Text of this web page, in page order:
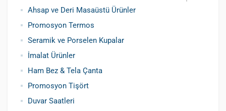
Siboplu Çakmak
Manyetolu Çakmak
Ahsap ve Deri Masaüstü Ürünler
Promosyon Termos
Seramik ve Porselen Kupalar
İmalat Ürünler
Ham Bez & Tela Çanta
Promosyon Tişört
Duvar Saatleri